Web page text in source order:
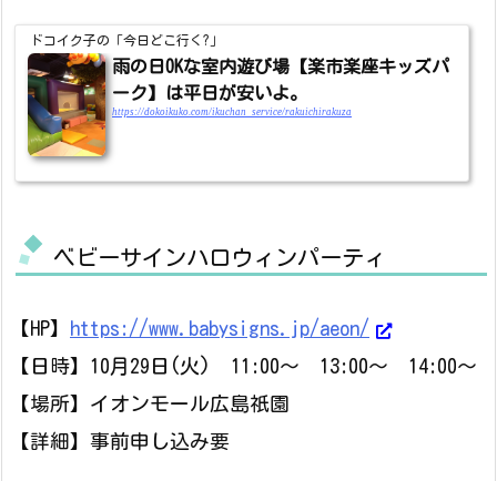
ドコイク子の「今日どこ行く?」
雨の日OKな室内遊び場【楽市楽座キッズパ
ーク】は平日が安いよ。
https://dokoikuko.com/ikuchan_service/rakuichirakuza
ベビーサインハロウィンパーティ
【HP】 https://www.babysigns.jp/aeon/
【日時】10月29日(火) 11:00～ 13:00～ 14:00～
【場所】イオンモール広島祇園
【詳細】事前申し込み要